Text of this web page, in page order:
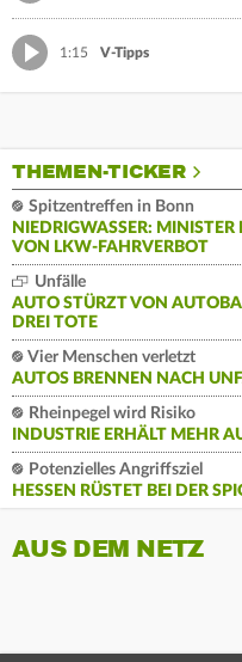
1:15 V-Tipps
THEMEN-TICKER
Spitzentreffen in Bonn
NIEDRIGWASSER:
VON LKW-FAHRVERBOT
Unfälle
AUTO STÜRZT VON
DREI TOTE
Vier Menschen verletzt
AUTOS BRENNEN NACH
Rheinpegel wird Risiko
INDUSTRIE ERHÄLT MEHR
Potenzielles Angriffsziel
HESSEN RÜSTET BEI DER
AUS DEM NETZ